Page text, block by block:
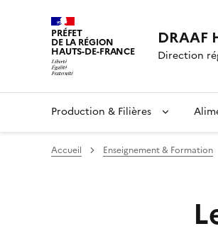
PRÉFET
DE LA RÉGION
HAUTS-DE-FRANCE
DRAAF
Direction
Production & Filières
Accueil Enseignement & Formation